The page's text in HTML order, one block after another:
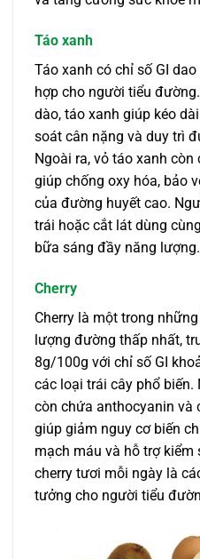
Táo xanh
Táo xanh có chỉ số GI
hợp cho người tiểu
dào, táo xanh giúp kéo
soát cân nặng và duy trì
Ngoài ra, vỏ táo xanh
giúp chống oxy hóa, bảo
của đường huyết cao.
trái hoặc cắt lát dùng
bữa sáng đầy năng lượng.
Cherry
Cherry là một trong
lượng đường thấp nhất,
8g/100g với chỉ số GI
các loại trái cây phổ biến.
còn chứa anthocyanin và
giúp giảm nguy cơ biến
mạch máu và hỗ trợ
cherry tươi mỗi ngày là
tưởng cho người tiểu